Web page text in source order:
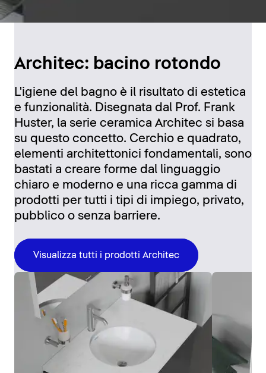
Architec: bacino rotondo
L'igiene del bagno è il risultato di estetica
e funzionalità. Disegnata dal Prof. Frank
Huster, la serie ceramica Architec si basa
su questo concetto. Cerchio e quadrato,
elementi architettonici fondamentali, sono
bastati a creare forme dal linguaggio
chiaro e moderno e una ricca gamma di
prodotti per tutti i tipi di impiego, privato,
pubblico o senza barriere.
Visualizza tutti i prodotti Architec